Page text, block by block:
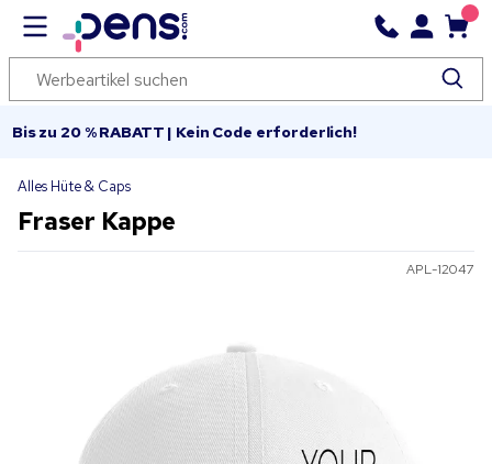
Bis zu 20 % RABATT | Kein Code erforderlich!
Alles Hüte & Caps
Fraser Kappe
APL-12047